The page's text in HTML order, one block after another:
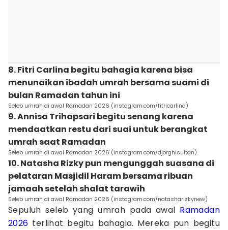
8. Fitri Carlina begitu bahagia karena bisa
menunaikan ibadah umrah bersama suami di
bulan Ramadan tahun ini
Seleb umrah di awal Ramadan 2026 (instagram.com/fitricarlina)
9. Annisa Trihapsari begitu senang karena
mendaatkan restu dari suai untuk berangkat
umrah saat Ramadan
Seleb umrah di awal Ramadan 2026 (instagram.com/djorghisultan)
10. Natasha Rizky pun mengunggah suasana di
pelataran Masjidil Haram bersama ribuan
jamaah setelah shalat tarawih
Seleb umrah di awal Ramadan 2026 (instagram.com/natasharizkynew)
Sepuluh seleb yang umrah pada awal Ramadan
2026 terlihat begitu bahagia. Mereka pun begitu